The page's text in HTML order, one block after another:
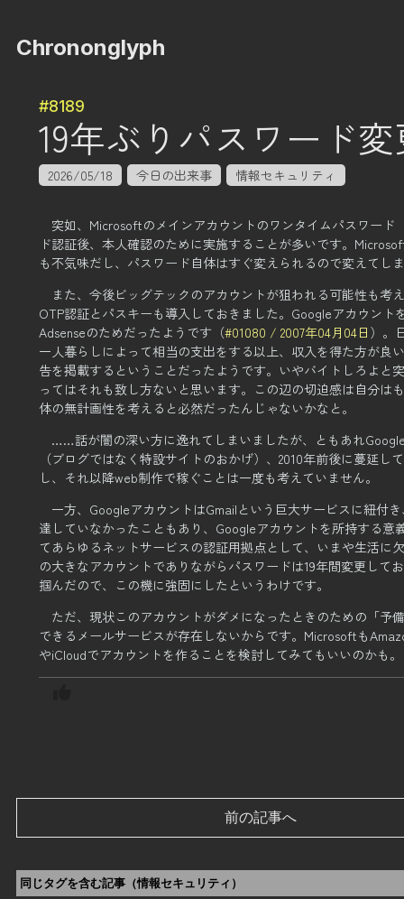
Chrononglyph
#8189
19年ぶりパスワード
2026/05/18 今日の出来事 情報セキュリティ
突如、Microsoftのメインアカウントのワンタイムパスワード
ド認証後、本人確認のために実施することが多いです。
も不気味だし、パスワード自体はすぐ変えられるので変えてし
また、今後ビッグテックのアカウントが狙われる可能性も考
OTP認証とパスキーも導入しておきました。 Googleアカウント
Adsenseのためだったようです（#01080 / 2007年04月04日 ）。
一人暮らしによって相当の支出をする以上、収入を得た方が良
告を掲載するということだったようです。 いやバイトしろよと
ってはそれも致し方ないと思います。 この辺の切迫感は自分は
体の無計画性を考えると必然だったんじゃないかなと。
……話が闇の深い方に逸れてしまいましたが、ともあれ
（ブログではなく特設サイトのおかげ）、 2010年前後に蔓延し
し、それ以降web制作で稼ぐことは一度も考えていません。
一方、GoogleアカウントはGmailという巨大サービスに紐付
達していなかったこともあり、 Googleアカウントを所持する意
てあらゆるネットサービスの認証用拠点として、 いまや生活に
の大きなアカウントでありながらパスワードは19年間変更して
掴んだので、この機に強固にしたというわけです。
ただ、現状このアカウントがダメになったときのための「予
できるメールサービスが存在しないからです。 Microsoftも
やiCloudでアカウントを作ることを検討してみてもいいのかも。
前の記事へ
同じタグを含む記事（情報セキュリティ ）